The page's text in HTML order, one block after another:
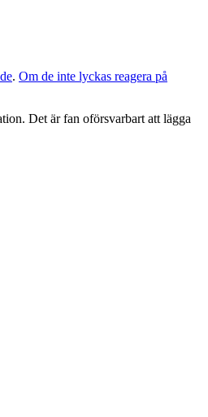
. Om de inte lyckas reagera på
Det är fan oförsvarbart att lägga